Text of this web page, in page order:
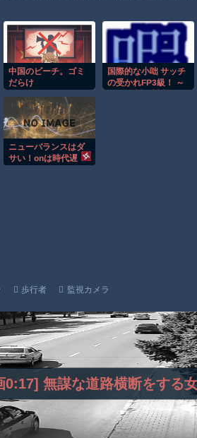
りの自撮りをしようとした男の悲劇（ノ∇`
コーン王子が日本人女性とデートか？
で認めてるもの 「キムチ」あと3つは？
中国重慶市で珍しい事故が撮影される。
ところでその前足、猫じゃね？
ローンをネット発射装置で撃墜するウクラ
中国のビーチ。ゴミ
だらけ
国際的な小咄 サッチ
の受かれFP3級！ ～
ニューバランスはダ
サい！onは時代遅
歩行者 監視カメラ
0:17] 無謀な道路横断をする